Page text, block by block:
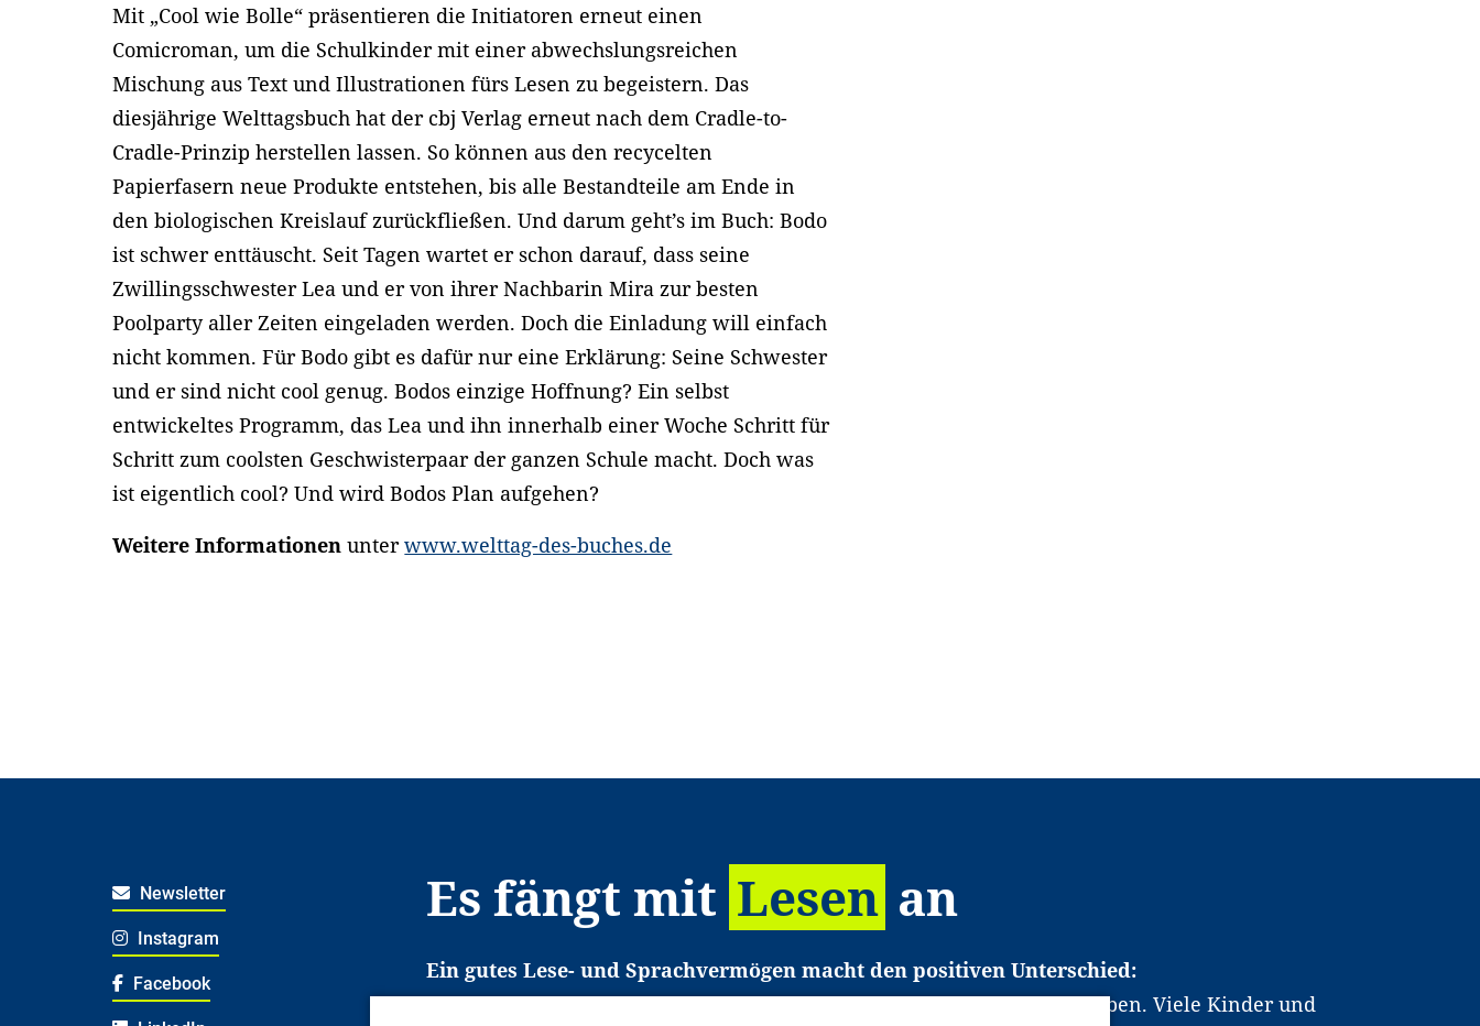
Mit „Cool wie Bolle“ präsentieren die Initiatoren erneut einen
Comicroman, um die Schulkinder mit einer abwechslungsreichen
Mischung aus Text und Illustrationen fürs Lesen zu begeistern. Das
diesjährige Welttagsbuch hat der cbj Verlag erneut nach dem Cradle-to-
Cradle-Prinzip herstellen lassen. So können aus den recycelten
Papierfasern neue Produkte entstehen, bis alle Bestandteile am Ende in
den biologischen Kreislauf zurückfließen. Und darum geht’s im Buch: Bodo
ist schwer enttäuscht. Seit Tagen wartet er schon darauf, dass seine
Zwillingsschwester Lea und er von ihrer Nachbarin Mira zur besten
Poolparty aller Zeiten eingeladen werden. Doch die Einladung will einfach
nicht kommen. Für Bodo gibt es dafür nur eine Erklärung: Seine Schwester
und er sind nicht cool genug. Bodos einzige Hoffnung? Ein selbst
entwickeltes Programm, das Lea und ihn innerhalb einer Woche Schritt für
Schritt zum coolsten Geschwisterpaar der ganzen Schule macht. Doch was
ist eigentlich cool? Und wird Bodos Plan aufgehen?
Weitere Informationen unterwww.welttag-des-buches.de
Newsletter
Instagram
Facebook
Es fängt mit Lesen an
Ein gutes Lese- und Sprachvermögen macht den positiven Unterschied:
Es erleichtert den Zugang zu Bildung und einem erfolgreichen Berufsleben. Viele Kinder und